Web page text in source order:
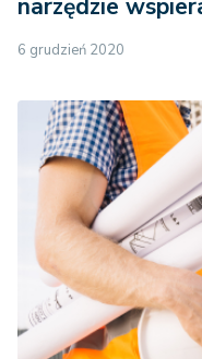
narzędzie
6 grudzień 2020